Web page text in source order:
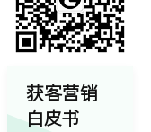
获客营销
白皮书